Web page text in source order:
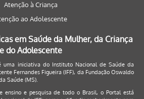
Atenção à Criança
ao Adolescente
em Saúde da Mulher, da Criança
e do Adolescente
uma iniciativa do Instituto Nacional de Saúde da
Fernandes Figueira (IFF), da Fundação Oswaldo
Saúde (MS).
ensino e pesquisa de todo o Brasil, o Portal está